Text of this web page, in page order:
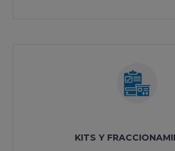
KITS Y